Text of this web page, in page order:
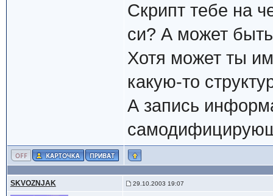
Скрипт тебе на
си? А может
Хотя может ты
какую-то
А запись
SKVOZNJAK 29.10.2003 19:07